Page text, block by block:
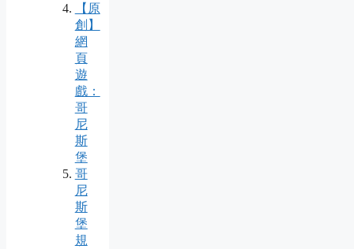
【原
創】
網
頁
遊
戲：
哥
尼
斯
堡
哥
尼
斯
堡
規